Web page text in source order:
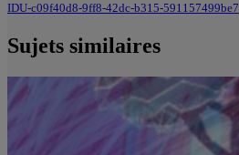
IDU-c09f40d8-9ff8-42dc-b315-591157499be7
Sujets similaires